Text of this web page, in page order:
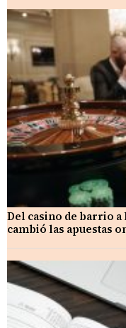
Del casino de barrio
cambió las apuestas